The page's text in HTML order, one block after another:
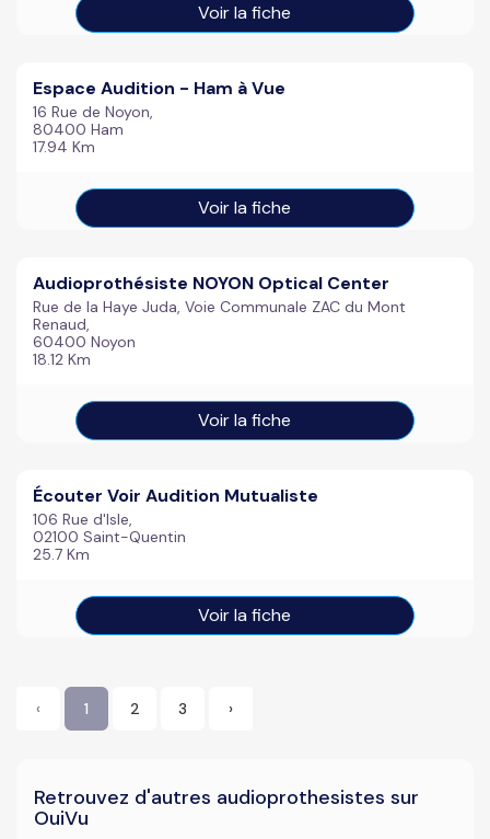
Voir la fiche
Espace Audition - Ham à Vue
16 Rue de Noyon,
80400 Ham
17.94 Km
Voir la fiche
Audioprothésiste NOYON Optical Center
Rue de la Haye Juda, Voie Communale ZAC du Mont
Renaud,
60400 Noyon
18.12 Km
Voir la fiche
Écouter Voir Audition Mutualiste
106 Rue d'Isle,
02100 Saint-Quentin
25.7 Km
Voir la fiche
‹ 1 2 3 ›
Retrouvez d'autres audioprothesistes sur
OuiVu